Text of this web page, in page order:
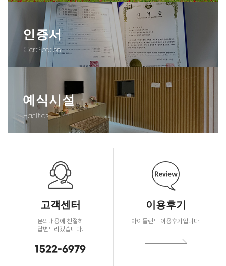
인증서
Certification
예식시설
Facilities
고객센터
문의내용에 친절히
답변드리겠습니다.
1522-6979
이용후기
아이들랜드 이용후기입니다.